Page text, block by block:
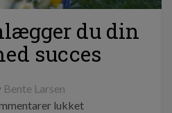
du din
succes
Bente Larsen
lukkettil